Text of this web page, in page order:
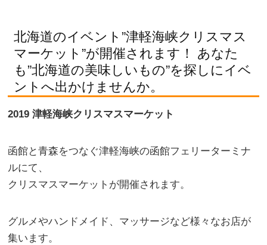
北海道のイベント”津軽海峡クリスマス
マーケット”が開催されます！ あなた
も”北海道の美味しいもの”を探しにイベ
ントへ出かけませんか。
2019 津軽海峡クリスマスマーケット
函館と青森をつなぐ津軽海峡の函館フェリーターミナ
ルにて、
クリスマスマーケットが開催されます。
グルメやハンドメイド、マッサージなど様々なお店が
集います。